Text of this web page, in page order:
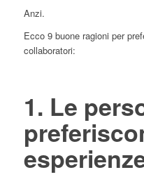
Anzi.
Ecco 9 buone ragioni per
collaboratori:
1. Le